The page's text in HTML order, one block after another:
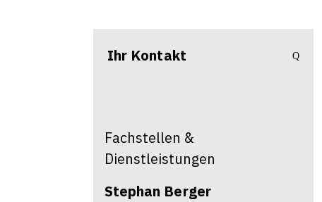
Ihr Kontakt
Fachstellen &
Dienstleistungen
Stephan Berger